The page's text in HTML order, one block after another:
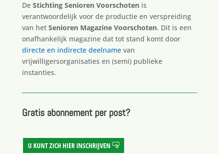
De Stichting Senioren Voorschotenis
verantwoordelijk voor de productie en verspreiding
van het Senioren Magazine Voorschoten. Dit is een
onafhankelijk magazine dat tot stand komt door
directe en indirecte deelname van
vrijwilligersorganisaties en (semi) publieke
instanties.
Gratis abonnement per post?
U KUNT ZICH HIER INSCHRIJVEN